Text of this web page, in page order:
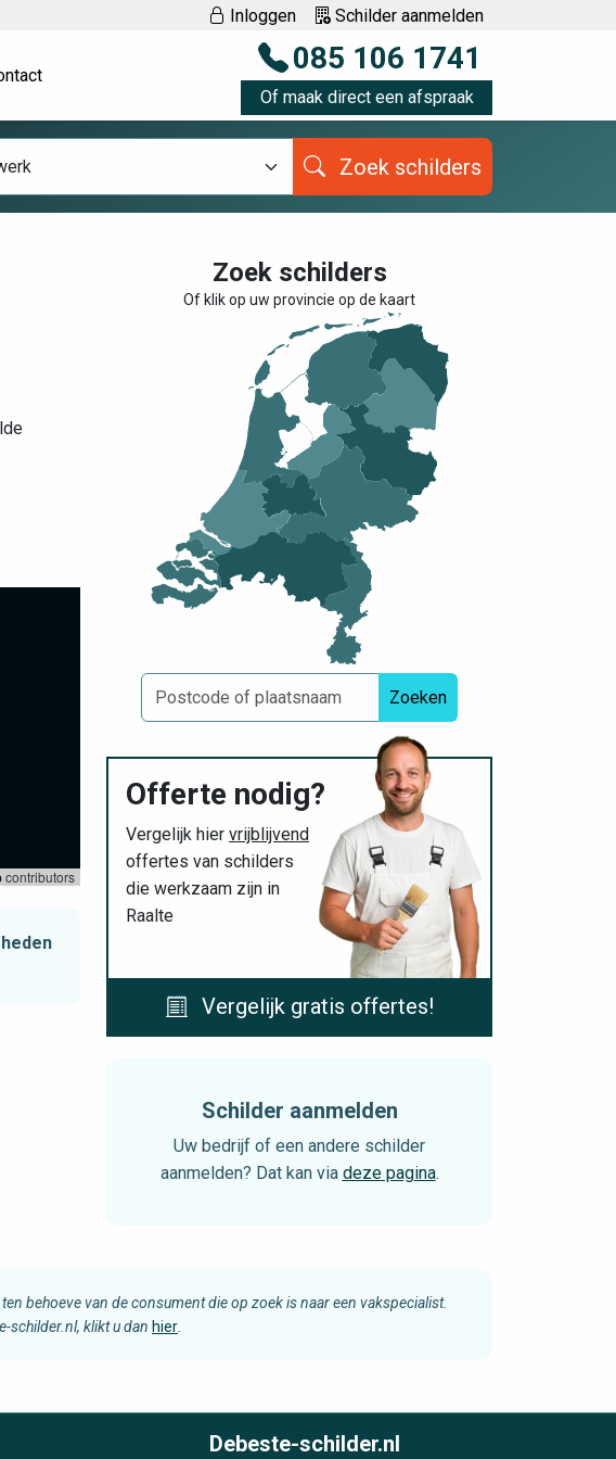
Inloggen Schilder aanmelden
085 106 1741
Of maak direct een afspraak
Zoek schilders
contributors
Zoek schilders
Of klik op uw provincie op de kaart
Zoeken
Offerte nodig?
Vergelijk hier vrijblijvend
offertes van schilders
die werkzaam zijn in
Raalte
Vergelijk gratis offertes!
Schilder aanmelden
Uw bedrijf of een andere schilder
aanmelden? Dat kan via deze pagina.
behoeve van de consument die op zoek is naar een vakspecialist.
schilder.nl, klikt u dan hier
Debeste-schilder.nl